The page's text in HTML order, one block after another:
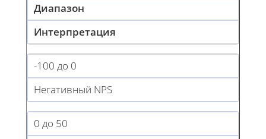
Диапазон
Интерпретация
-100 до 0
Негативный NPS
0 до 50